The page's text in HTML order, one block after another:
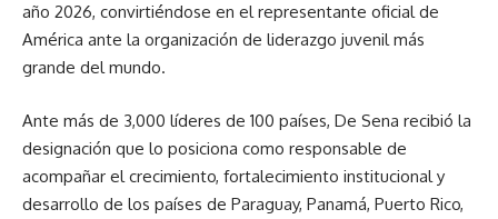
año 2026, convirtiéndose en el representante oficial de
América ante la organización de liderazgo juvenil más
grande del mundo.
Ante más de 3,000 líderes de 100 países, De Sena recibió la
designación que lo posiciona como responsable de
acompañar el crecimiento, fortalecimiento institucional y
desarrollo de los países de Paraguay, Panamá, Puerto Rico,